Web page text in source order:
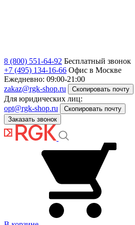
8 (800) 551-64-92 Бесплатный звонок
+7 (495) 134-16-66 Офис в Москве
Ежедневно: 09:00-21:00
zakaz@rgk-shop.ru
Скопировать почту
Для юридических лиц:
opt@rgk-shop.ru
Скопировать почту
Заказать звонок